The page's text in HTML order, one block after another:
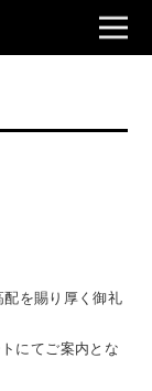
配を賜り厚く御礼
にてご案内とな